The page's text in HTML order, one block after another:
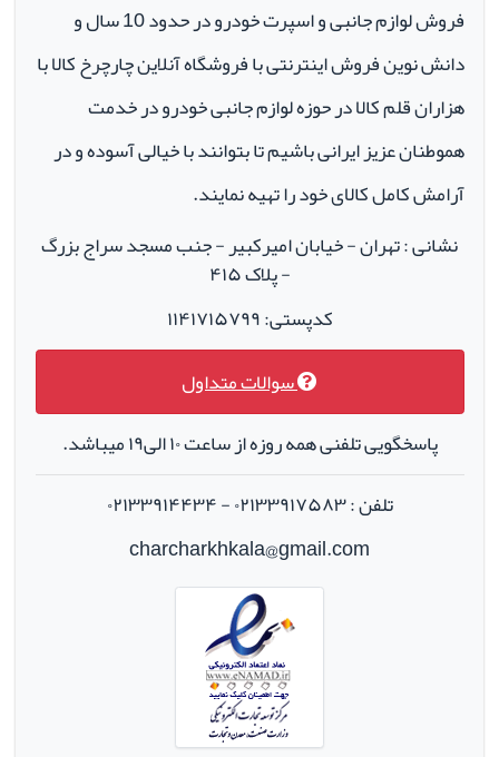
فروش لوازم جانبی و اسپرت خودرو در حدود 10 سال و
دانش نوین فروش اینترنتی با فروشگاه آنلاین چارچرخ کالا با
هزاران قلم کالا در حوزه لوازم جانبی خودرو در خدمت
هموطنان عزیز ایرانی باشیم تا بتوانند با خیالی آسوده و در
آرامش کامل کالای خود را تهیه نمایند.
نشانی : تهران - خیابان امیرکبیر - جنب مسجد سراج بزرگ
- پلاک ۴۱۵
کدپستی: ۱۱۴۱۷۱۵۷۹۹
سوالات متداول
پاسخگویی تلفنی همه روزه از ساعت ۱۰ الی۱۹ میباشد.
تلفن : ۰۲۱۳۳۹۱۷۵۸۳ - ۰۲۱۳۳۹۱۴۴۳۴
charcharkhkala@gmail.com